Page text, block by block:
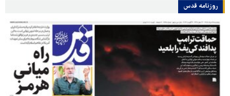
روزنامه قدس